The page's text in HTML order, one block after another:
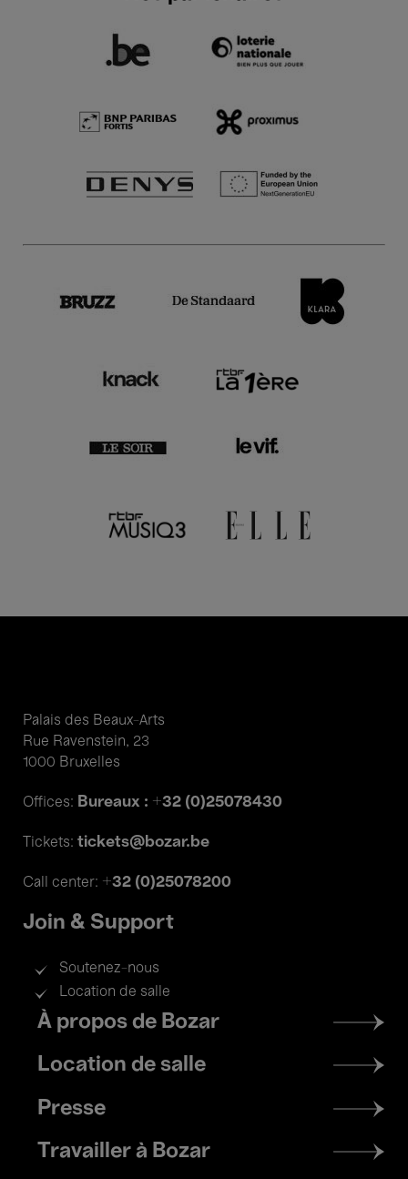
Palais des Beaux-Arts
Rue Ravenstein, 23
1000 Bruxelles
Offices: Bureaux : +32 (0)25078430
Tickets: tickets@bozar.be
Call center: +32 (0)25078200
Join & Support
Soutenez-nous
Location de salle
Footer
menu
À propos de Bozar
Location de salle
Presse
Travailler à Bozar